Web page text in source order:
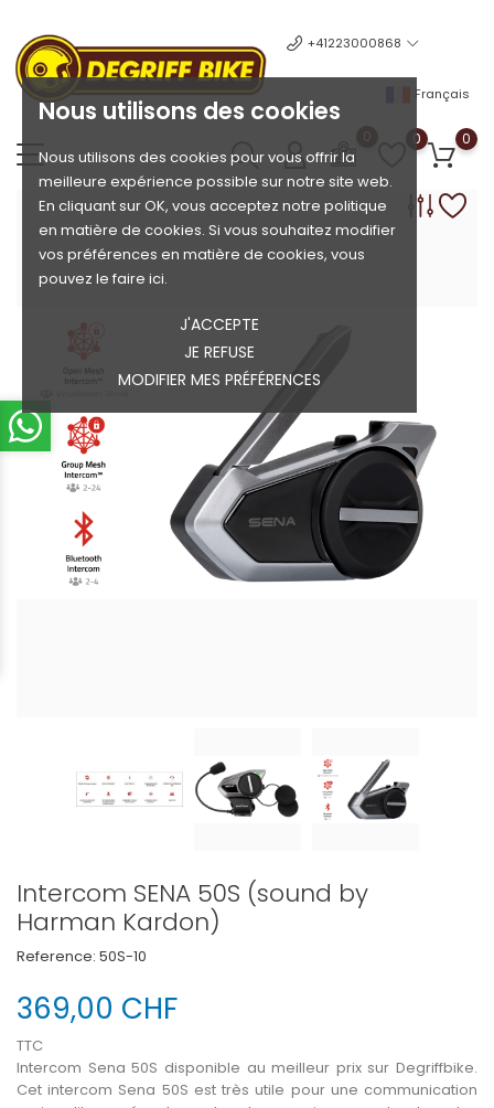
Nous utilisons des cookies
Nous utilisons des cookies pour vous offrir la
meilleure expérience possible sur notre site web.
En cliquant sur OK, vous acceptez notre politique
en matière de cookies. Si vous souhaitez modifier
vos préférences en matière de cookies, vous
pouvez le faire ici.
J'ACCEPTE
JE REFUSE
MODIFIER MES PRÉFÉRENCES
+41223000868
Français
0 0
Intercom SENA 50S (sound by
Harman Kardon)
Reference: 50S-10
369,00 CHF
TTC
Intercom Sena 50S disponible au meilleur prix sur Degriffbike.
Cet intercom Sena 50S est très utile pour une communication